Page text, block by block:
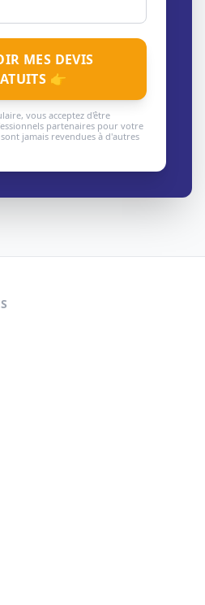
MES DEVIS
👉
vous acceptez d'être
partenaires pour votre
jamais revendues à d'autres